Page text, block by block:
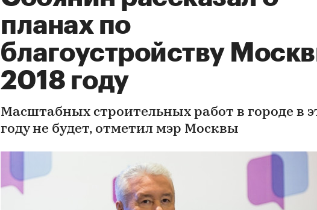
планах по
благоустройству
2018 году
Масштабных строительных работ в городе в
году не будет, отметил мэр Москвы